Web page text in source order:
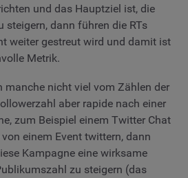
und das Hauptziel ist, die
steigern, dann führen die RTs
weiter gestreut wird und damit ist
Metrik.
manche nicht viel vom Zählen der
aber rapide nach einer
zum Beispiel einem Twitter Chat
einem Event twittern, dann
Kampagne eine wirksame
zu steigern (das